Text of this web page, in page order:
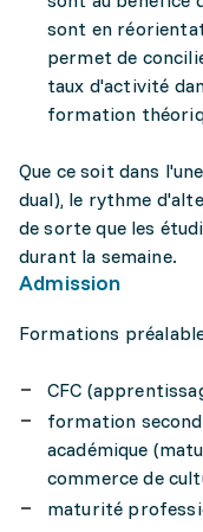
sont en
permet de
taux d'activité
formation
Que ce soit dans
dual), le rythme
de sorte que les
durant la semaine.
Admission
Formations
CFC
formation
académique
commerce de
maturité